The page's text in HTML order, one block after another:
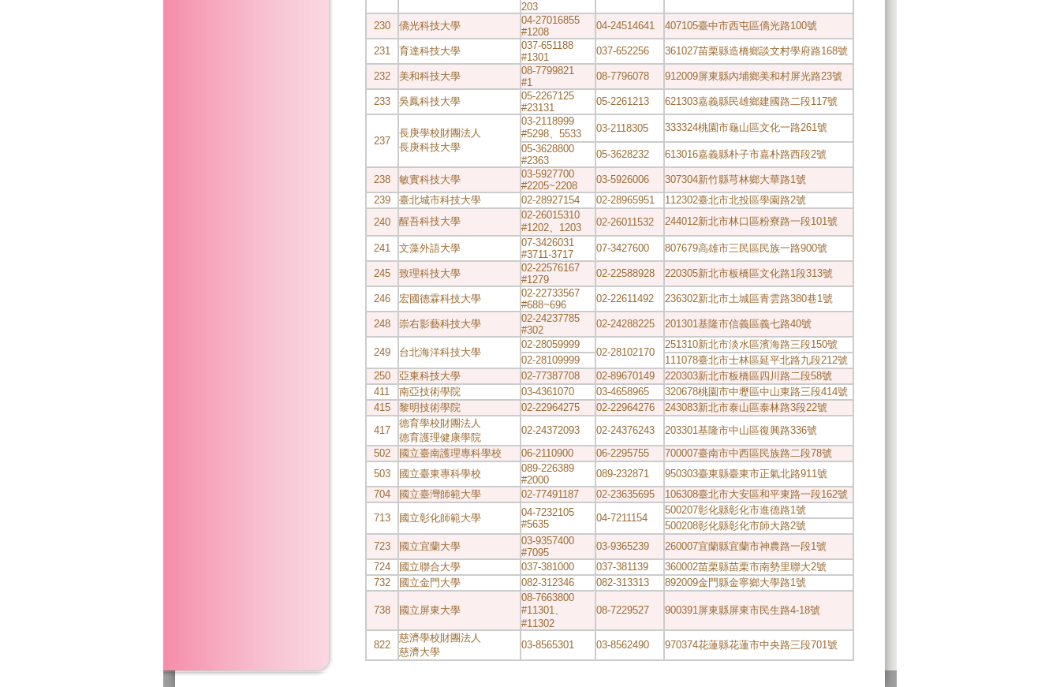
203
230 僑光科技大學
04-27016855
#1208
04-24514641 407105臺中市西屯區僑光路100號
231 育達科技大學
037-651188
#1301
037-652256 361027苗栗縣造橋鄉談文村學府路168號
232 美和科技大學
08-7799821
#1
08-7796078 912009屏東縣內埔鄉美和村屏光路23號
233 吳鳳科技大學
05-2267125
#23131
05-2261213 621303嘉義縣民雄鄉建國路二段117號
237
長庚學校財團法人
長庚科技大學
03-2118999
#5298、5533
03-2118305
333324桃園市龜山區文化一路261號
05-3628800
#2363
05-3628232 613016嘉義縣朴子市嘉朴路西段2號
238 敏實科技大學
03-5927700
#2205~2208
03-5926006
307304新竹縣芎林鄉大華路1號
239
臺北城市科技大學 02-28927154 02-28965951
112302臺北市北投區學園路2號
240
醒吾科技大學
02-26015310
#1202、1203
02-26011532 244012新北市林口區粉寮路一段101號
241 文藻外語大學
07-3426031
#3711-3717
07-3427600 807679高雄市三民區民族一路900號
245 致理科技大學
02-22576167
#1279
02-22588928 220305新北市板橋區文化路1段313號
246 宏國德霖科技大學
02-22733567
#688~696
02-22611492 236302新北市土城區青雲路380巷1號
248 崇右影藝科技大學
02-24237785
#302
02-24288225 201301基隆市信義區義七路40號
249 台北海洋科技大學
02-28059999
02-28102170
251310新北市淡水區濱海路三段150號
02-28109999
111078臺北市士林區延平北路九段212號
250
亞東科技大學 02-77387708 02-89670149
220303新北市板橋區四川路二段58號
411
南亞技術學院 03-4361070 03-4658965
320678桃園市中壢區中山東路三段414號
415
黎明技術學院 02-22964275 02-22964276
243083新北市泰山區泰林路3段22號
417
德育學校財團法人
德育護理健康學院
02-24372093 02-24376243
203301基隆市中山區復興路336號
502
國立臺南護理專科學校 06-2110900 06-2295755
700007臺南市中西區民族路二段78號
503
國立臺東專科學校
089-226389
#2000
089-232871
950303臺東縣臺東市正氣北路911號
704
國立臺灣師範大學 02-77491187 02-23635695
106308臺北市大安區和平東路一段162號
713
國立彰化師範大學
04-7232105
#5635
04-7211154
500207彰化縣彰化市進德路1號
500208彰化縣彰化市師大路2號
723
國立宜蘭大學
03-9357400
#7095
03-9365239
260007宜蘭縣宜蘭市神農路一段1號
724
國立聯合大學 037-381000 037-381139
360002苗栗縣苗栗市南勢里聯大2號
732
國立金門大學 082-312346 082-313313 892009金門縣金寧鄉大學路1號
738 國立屏東大學
08-7663800
#11301、
#11302
08-7229527 900391屏東縣屏東市民生路4-18號
822
慈濟學校財團法人
慈濟大學
03-8565301 03-8562490 970374花蓮縣花蓮市中央路三段701號